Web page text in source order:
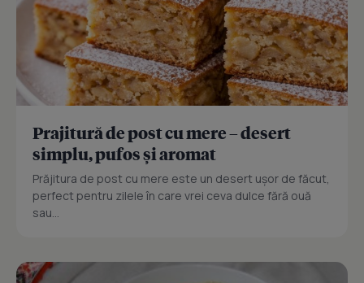
Prajitură de post cu mere – desert
simplu, pufos și aromat
Prăjitura de post cu mere este un desert ușor de făcut,
perfect pentru zilele în care vrei ceva dulce fără ouă
sau...